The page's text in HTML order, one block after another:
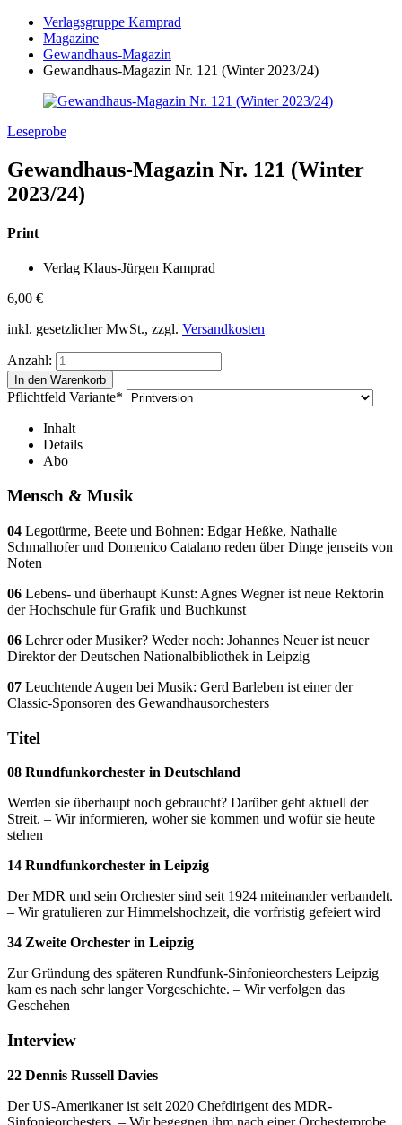
Verlagsgruppe Kamprad
Magazine
Gewandhaus-Magazin
Gewandhaus-Magazin Nr. 121 (Winter 2023/24)
Leseprobe
Gewandhaus-Magazin Nr. 121 (Winter
2023/24)
Print
Verlag Klaus-Jürgen Kamprad
6,00 €
inkl. gesetzlicher MwSt., zzgl. Versandkosten
Anzahl:
Pflichtfeld Variante*
Inhalt
Details
Abo
Mensch & Musik
04 Legotürme, Beete und Bohnen: Edgar Heßke, Nathalie
Schmalhofer und Domenico Catalano reden über Dinge jenseits von
Noten
06 Lebens- und überhaupt Kunst: Agnes Wegner ist neue Rektorin
der Hochschule für Grafik und Buchkunst
06 Lehrer oder Musiker? Weder noch: Johannes Neuer ist neuer
Direktor der Deutschen Nationalbibliothek in Leipzig
07 Leuchtende Augen bei Musik: Gerd Barleben ist einer der
Classic-Sponsoren des Gewandhausorchesters
Titel
08 Rundfunkorchester in Deutschland
Werden sie überhaupt noch gebraucht? Darüber geht aktuell der
Streit. – Wir informieren, woher sie kommen und wofür sie heute
stehen
14 Rundfunkorchester in Leipzig
Der MDR und sein Orchester sind seit 1924 miteinander verbandelt.
– Wir gratulieren zur Himmelshochzeit, die vorfristig gefeiert wird
34 Zweite Orchester in Leipzig
Zur Gründung des späteren Rundfunk-Sinfonieorchesters Leipzig
kam es nach sehr langer Vorgeschichte. – Wir verfolgen das
Geschehen
Interview
22 Dennis Russell Davies
Der US-Amerikaner ist seit 2020 Chefdirigent des MDR-
Sinfonieorchesters. – Wir begegnen ihm nach einer Orchesterprobe